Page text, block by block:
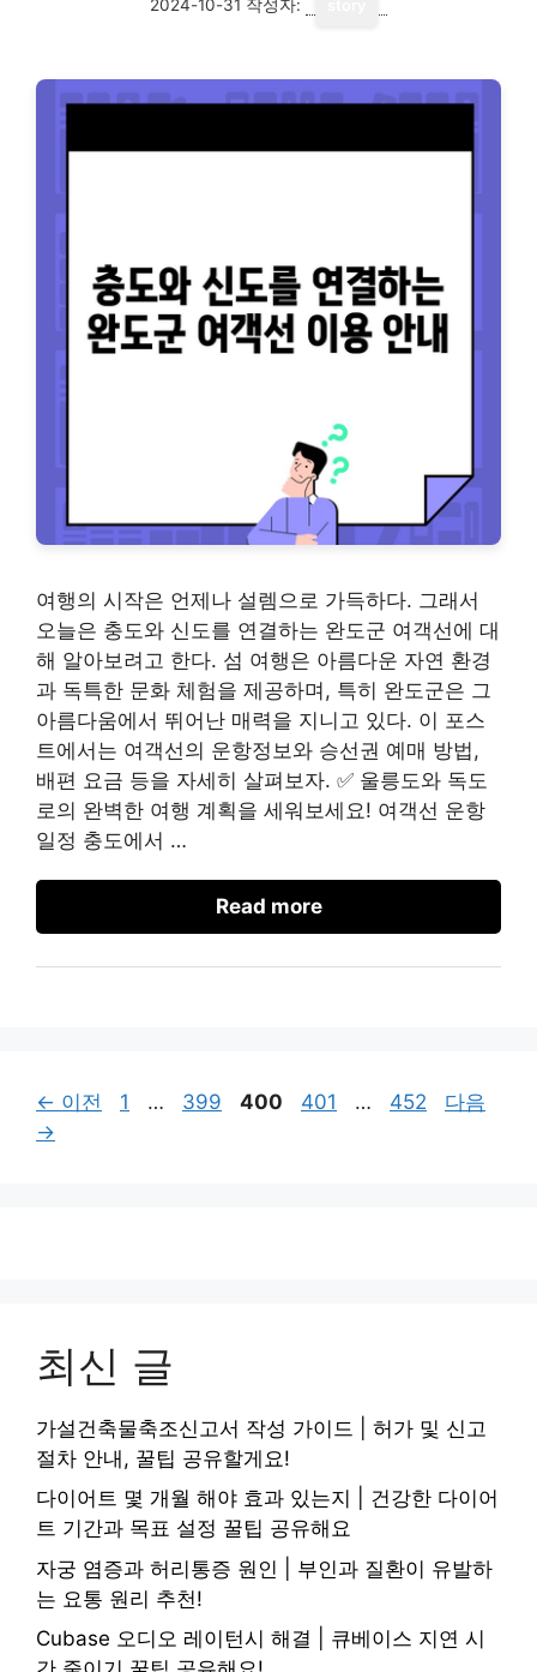
2024-10-31 작성자:
여행의 시작은 언제나 설렘으로 가득하다. 그래서
오늘은 충도와 신도를 연결하는 완도군 여객선에 대
해 알아보려고 한다. 섬 여행은 아름다운 자연 환경
과 독특한 문화 체험을 제공하며, 특히 완도군은 그
아름다움에서 뛰어난 매력을 지니고 있다. 이 포스
트에서는 여객선의 운항정보와 승선권 예매 방법,
배편 요금 등을 자세히 살펴보자. ✅ 울릉도와 독도
로의 완벽한 여행 계획을 세워보세요! 여객선 운항
일정 충도에서 …
Read more
← 이전
페
1 …
페
399
페
400
페
401 …
페
452
다음
→
최신 글
가설건축물축조신고서 작성 가이드 | 허가 및 신고
절차 안내, 꿀팁 공유할게요!
다이어트 몇 개월 해야 효과 있는지 | 건강한 다이어
트 기간과 목표 설정 꿀팁 공유해요
자궁 염증과 허리통증 원인 | 부인과 질환이 유발하
는 요통 원리 추천!
Cubase 오디오 레이턴시 해결 | 큐베이스 지연 시